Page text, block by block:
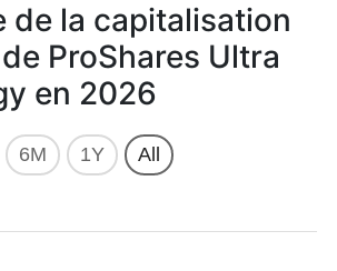
de la capitalisation
ProShares Ultra
en 2026
6M 1Y All